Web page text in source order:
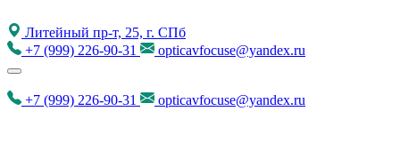
Литейный пр-т, 25, г. СПб
+7 (999) 226-90-31 opticavfocuse@yandex.ru
+7 (999) 226-90-31 opticavfocuse@yandex.ru